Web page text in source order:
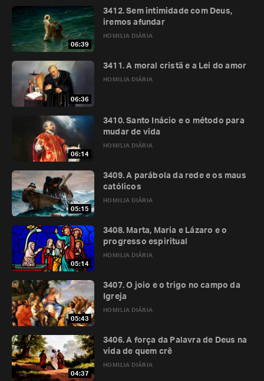
06:39
HOMILIA DIÁRIA
3412. Sem intimidade com Deus,
iremos afundar
06:36
HOMILIA DIÁRIA
3411. A moral cristã e a Lei do amor
06:14
HOMILIA DIÁRIA
3410. Santo Inácio e o método para
mudar de vida
05:15
HOMILIA DIÁRIA
3409. A parábola da rede e os maus
católicos
05:14
HOMILIA DIÁRIA
3408. Marta, Maria e Lázaro e o
progresso espiritual
05:43
HOMILIA DIÁRIA
3407. O joio e o trigo no campo da
Igreja
04:37
HOMILIA DIÁRIA
3406. A força da Palavra de Deus na
vida de quem crê